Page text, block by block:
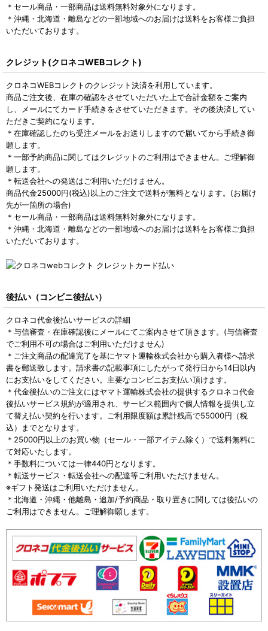
＊セール商品・一部商品は送料無料対象外になります。
＊沖縄・北海道・離島などの一部地域へのお届けは送料をお客様ご負担
いただいております。
クレジット(クロネコWEBコレクト)
クロネコWEBコレクトのクレジット決済を利用しています。
商品ご注文後、在庫の確認をさせていただいた上で合計金額をご案内
し、メールにてカード手続きをさせていただきます。その後決済してい
ただきご契約になります。
＊在庫確認したのち受注メールをお送りしますので届いてから手続き御
願します。
＊一部予約商品に関してはクレジットのご利用はできません。ご理解御
願します。
＊転送会社への発送はご利用いただけません。
商品代金25000円(税込)以上のご注文で送料が無料となります。(お届け
先が一箇所の場合)
＊セール商品・一部商品は送料無料対象外になります。
＊沖縄・北海道・離島などの一部地域へのお届けは送料をお客様ご負担
いただいております。
後払い（コンビニ後払い）
クロネコ代金後払いサービスの詳細
＊与信審査・在庫確認後にメールにてご案内させて頂きます。(与信審査
でご利用不可の場合はご利用いただけません)
＊ご注文商品の配達完了を基にヤマト運輸株式会社から購入者様へ請求
書を郵送致します。請求書の記載事項にしたがって発行日から14日以内
にお支払いをしてください。主要なコンビニお支払い頂けます。
＊代金後払いのご注文にはヤマト運輸株式会社の提供するクロネコ代金
後払いサービス規約が適用され、サービス範囲内で個人情報を提供し立
て替え払い契約を行います。ご利用限度額は累計残高で55000円（税
込）までとなります。
＊25000円以上のお買い物（セール・一部アイテム除く）で送料無料に
て対応いたします。
＊手数料については一律440円となります。
＊転送サービス・転送会社への配達等ご利用いただけません。
※ギフト発送はご利用いただけません。
＊北海道・沖縄・他離島・追加/予約商品・取り置きに関しては後払いの
ご利用はできません。ご理解御願します。